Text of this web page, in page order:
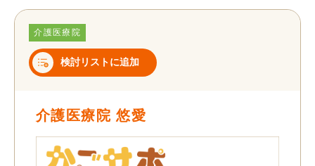
介護医療院
検討リストに追加
介護医療院 悠愛